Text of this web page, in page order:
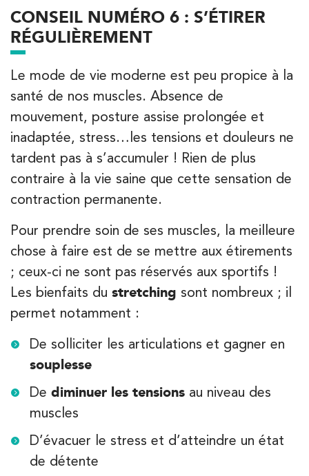
CONSEIL NUMÉRO 6 : S’ÉTIRER
RÉGULIÈREMENT
Le mode de vie moderne est peu propice à la
santé de nos muscles. Absence de
mouvement, posture assise prolongée et
inadaptée, stress…les tensions et douleurs ne
tardent pas à s’accumuler ! Rien de plus
contraire à la vie saine que cette sensation de
contraction permanente.
Pour prendre soin de ses muscles, la meilleure
chose à faire est de se mettre aux étirements
; ceux-ci ne sont pas réservés aux sportifs !
Les bienfaits du stretching sont nombreux ; il
permet notamment :
De solliciter les articulations et gagner en
souplesse
De diminuer les tensionsau niveau des
muscles
D’évacuer le stress et d’atteindre un état
de détente